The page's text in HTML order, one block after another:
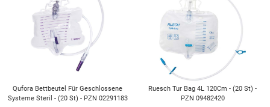
Qufora Bettbeutel Für Geschlossene
Systeme Steril - (20 St) - PZN 02291183
Ruesch Tur Bag 4L 120Cm - (20 St) -
PZN 09482420